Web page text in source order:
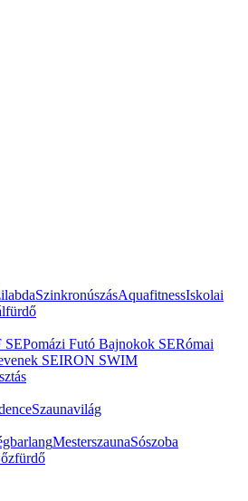
SzinkronúszásAquafitnessIskolai
SEPomázi Futó Bajnokok SERómai
SEIRON SWIM
Szaunavilág
MesterszaunaSószoba